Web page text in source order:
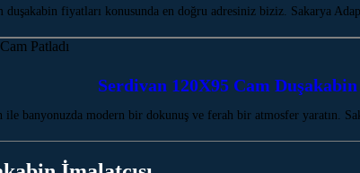
fiyatları konusunda en doğru adresiniz biziz. Sakarya
Serdivan 120X95 Cam Duşakabin
banyonuzda modern bir dokunuş ve ferah bir atmosfer yaratın.